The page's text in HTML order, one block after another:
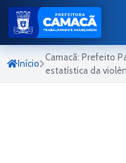
Início
Camacã: Prefeito
estatística da